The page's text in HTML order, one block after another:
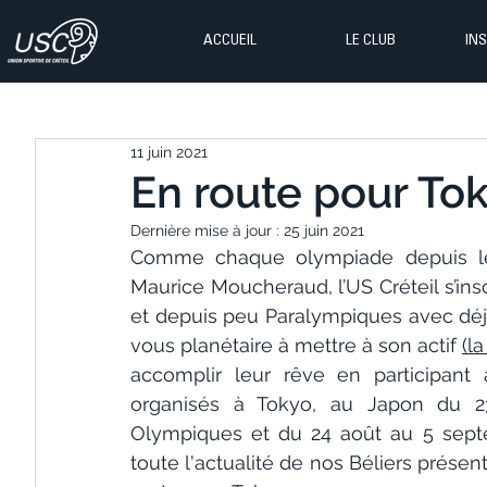
ACCUEIL LE CLUB
En route pour
11 juin 2021
Dernière mise à jour : 25 juin 2021
Comme chaque olympiade
Maurice Moucheraud, l’US Créteil
et depuis peu Paralympiques avec
vous planétaire à mettre à son actif
accomplir leur rêve en participant
organisés à Tokyo, au Japon du
Olympiques et du 24 août au 5
toute l'actualité de nos Béliers